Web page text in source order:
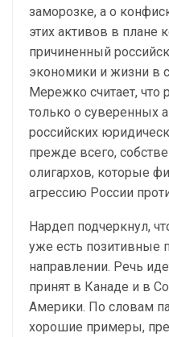
заморозке, а о
этих активов в плане
причиненный
экономики и жизни в
Мережко считает, что
только о суверенных
российских
прежде всего,
олигархов, которые
агрессию России
Нардеп подчеркнул,
уже есть позитивные
направлении. Речь
принят в Канаде и в
Америки. По словам
хорошие примеры,